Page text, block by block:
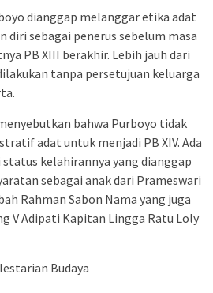
dianggap melanggar etika adat
sebagai penerus sebelum masa
PB XIII berakhir. Lebih jauh dari
tanpa persetujuan keluarga
bahwa Purboyo tidak
adat untuk menjadi PB XIV. Ada
kelahirannya yang dianggap
sebagai anak dari Prameswari
Rahman Sabon Nama yang juga
V Adipati Kapitan Lingga Ratu Loly
Budaya